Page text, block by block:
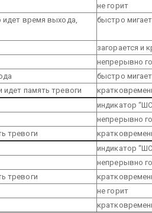
не горит
время выхода,
быстро мигает
загорается и
непрерывно
быстро мигает
память тревоги
индикатор
непрерывно
тревоги
индикатор
непрерывно
тревоги
не горит